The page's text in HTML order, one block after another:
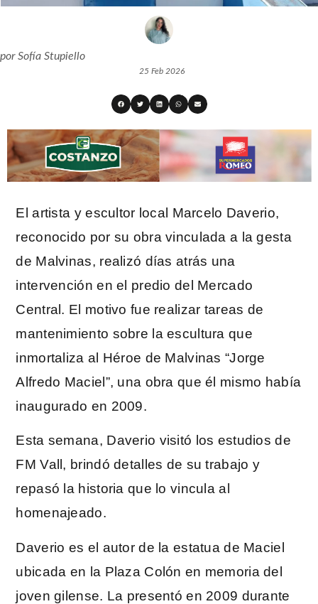
porSofía Stupiello
25 Feb 2026
El artista y escultor local Marcelo Daverio,
reconocido por su obra vinculada a la gesta
de Malvinas, realizó días atrás una
intervención en el predio del Mercado
Central. El motivo fue realizar tareas de
mantenimiento sobre la escultura que
inmortaliza al Héroe de Malvinas “Jorge
Alfredo Maciel”, una obra que él mismo había
inaugurado en 2009.
Esta semana, Daverio visitó los estudios de
FM Vall, brindó detalles de su trabajo y
repasó la historia que lo vincula al
homenajeado.
Daverio es el autor de la estatua de Maciel
ubicada en la Plaza Colón en memoria del
joven gilense. La presentó en 2009 durante